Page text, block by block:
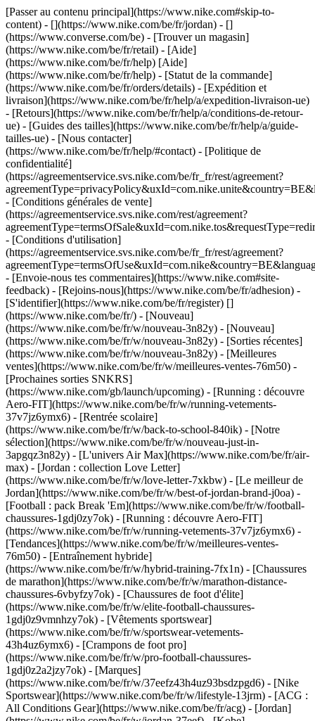
[Passer au contenu principal](https://www.nike.com#skip-to-
content) - [](https://www.nike.com/be/fr/jordan) - []
(https://www.converse.com/be) - [Trouver un magasin]
(https://www.nike.com/be/fr/retail) - [Aide]
(https://www.nike.com/be/fr/help) [Aide]
(https://www.nike.com/be/fr/help) - [Statut de la commande]
(https://www.nike.com/be/fr/orders/details) - [Expédition et
livraison](https://www.nike.com/be/fr/help/a/expedition-livraison-ue)
- [Retours](https://www.nike.com/be/fr/help/a/conditions-de-retour-
ue) - [Guides des tailles](https://www.nike.com/be/fr/help/a/guide-
tailles-ue) - [Nous contacter]
(https://www.nike.com/be/fr/help/#contact) - [Politique de
confidentialité]
(https://agreementservice.svs.nike.com/be/fr_fr/rest/agreement?
- [Conditions générales de vente]
(https://agreementservice.svs.nike.com/rest/agreement?
- [Conditions d'utilisation]
(https://agreementservice.svs.nike.com/be/fr_fr/rest/agreement?
- [Envoie-nous tes commentaires](https://www.nike.com#site-
feedback) - [Rejoins-nous](https://www.nike.com/be/fr/adhesion) -
[S'identifier](https://www.nike.com/be/fr/register) []
(https://www.nike.com/be/fr/) - [Nouveau]
(https://www.nike.com/be/fr/w/nouveau-3n82y) - [Nouveau]
(https://www.nike.com/be/fr/w/nouveau-3n82y) - [Sorties récentes]
(https://www.nike.com/be/fr/w/nouveau-3n82y) - [Meilleures
ventes](https://www.nike.com/be/fr/w/meilleures-ventes-76m50) -
[Prochaines sorties SNKRS]
(https://www.nike.com/gb/launch/upcoming) - [Running : découvre
Aero-FIT](https://www.nike.com/be/fr/w/running-vetements-
37v7jz6ymx6) - [Rentrée scolaire]
(https://www.nike.com/be/fr/w/back-to-school-840ik) - [Notre
sélection](https://www.nike.com/be/fr/w/nouveau-just-in-
3apgqz3n82y) - [L'univers Air Max](https://www.nike.com/be/fr/air-
max) - [Jordan : collection Love Letter]
(https://www.nike.com/be/fr/w/love-letter-7xkbw) - [Le meilleur de
Jordan](https://www.nike.com/be/fr/w/best-of-jordan-brand-j0oa) -
[Football : pack Break 'Em](https://www.nike.com/be/fr/w/football-
chaussures-1gdj0zy7ok) - [Running : découvre Aero-FIT]
(https://www.nike.com/be/fr/w/running-vetements-37v7jz6ymx6) -
[Tendances](https://www.nike.com/be/fr/w/meilleures-ventes-
76m50) - [Entraînement hybride]
(https://www.nike.com/be/fr/w/hybrid-training-7fx1n) - [Chaussures
de marathon](https://www.nike.com/be/fr/w/marathon-distance-
chaussures-6vbyfzy7ok) - [Chaussures de foot d'élite]
(https://www.nike.com/be/fr/w/elite-football-chaussures-
1gdj0z9vmnhzy7ok) - [Vêtements sportswear]
(https://www.nike.com/be/fr/w/sportswear-vetements-
43h4uz6ymx6) - [Crampons de foot pro]
(https://www.nike.com/be/fr/w/pro-football-chaussures-
1gdj0z2a2jzy7ok) - [Marques]
(https://www.nike.com/be/fr/w/37eefz43h4uz93bsdzpgd6) - [Nike
Sportswear](https://www.nike.com/be/fr/w/lifestyle-13jrm) - [ACG :
All Conditions Gear](https://www.nike.com/be/fr/acg) - [Jordan]